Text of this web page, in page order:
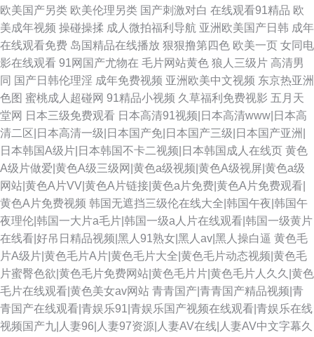
欧美国产另类 欧美伦理另类 国产刺激对白 在线观看91精品 欧
美成年视频 操碰操揉 成人微拍福利导航 亚洲欧美国产日韩 成年
在线观看免费 岛国精品在线播放 狠狠撸第四色 欧美一页 女同电
影在线观看 91网国产尤物在 毛片网站黄色 狼人三级片 高清男
同 国产日韩伦理淫 成年免费视频 亚洲欧美中文视频 东京热亚洲
色图 蜜桃成人超碰网 91精品小视频 久草福利免费视影 五月天
堂网 日本三级免费观看 日本高清91视频|日本高清www|日本高
清二区|日本高清一级|日本国产免|日本国产三级|日本国产亚洲|
日本韩国A级片|日本韩国不卡二视频|日本韩国成人在线页 黄色
A级片做爱|黄色A级三级网|黄色a级视频|黄色A级视屏|黄色a级
网站|黄色A片VV|黄色A片链接|黄色a片免费|黄色A片免费观看|
黄色A片免费视频 韩国无遮挡三级伦在线大全|韩国午夜|韩国午
夜理伦|韩国一大片a毛片|韩国一级a人片在线观看|韩国一级黄片
在线看|好吊日精品视频|黑人91熟女|黑人av|黑人操白逼 黄色毛
片A级片|黄色毛片A片|黄色毛片大全|黄色毛片动态视频|黄色毛
片蜜臀色欲|黄色毛片免费网站|黄色毛片片|黄色毛片人久久|黄色
毛片在线观看|黄色美女av网站 青青国产|青青国产精品视频|青
青国产在线观看|青娱乐91|青娱乐国产视频在线观看|青娱乐在线
视频国产九|人妻96|人妻97资源|人妻AV在线|人妻AV中文字幕久